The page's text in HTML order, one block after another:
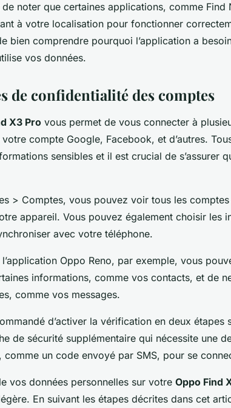
noter que certaines applications, comme Find
à votre localisation pour fonctionner
bien comprendre pourquoi l’application a
vos données.
de confidentialité des comptes
X3 Pro vous permet de vous connecter à
compte Google, Facebook, et d’autres.
sensibles et il est crucial de s’assurer
> Comptes, vous pouvez voir tous les
appareil. Vous pouvez également choisir les
avec votre téléphone.
Oppo Reno, par exemple, vous
informations, comme vos contacts, et de
comme vos messages.
d’activer la vérification en deux étapes
de sécurité supplémentaire qui nécessite une
comme un code envoyé par SMS, pour se
vos données personnelles sur votre Oppo Find
En suivant les étapes décrites dans cet